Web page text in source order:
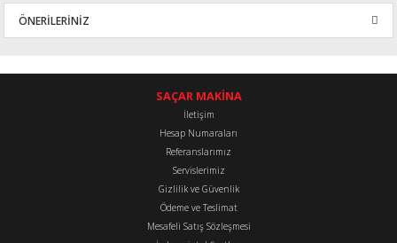
ÖNERİLERİNİZ
konularda yetersiz gördüğünüz noktaları öneri formunu kullanarak
Görüş ve önerileriniz için teşekkür ederiz.
Ürün resmi kalitesiz, bozuk veya görüntülenemiyor.
Ürün bilgilerinde hatalar bulunuyor.
Ürün fiyatı diğer sitelerden daha pahalı.
SAÇAR MAKİNA
İletişim
Hesap Numaraları
Referanslarımız
Servislerimiz
Gizlilik ve Güvenlik
Ödeme ve Teslimat
Mesafeli Satış Sözleşmesi